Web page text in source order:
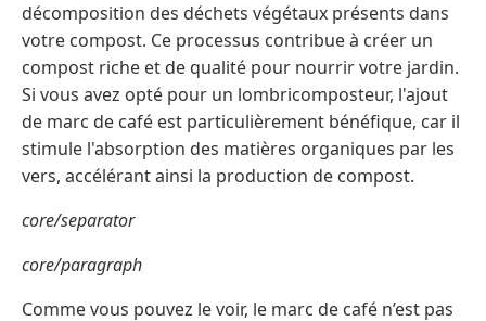
décomposition des déchets végétaux présents dans
votre compost. Ce processus contribue à créer un
compost riche et de qualité pour nourrir votre jardin.
Si vous avez opté pour un lombricomposteur, l'ajout
de marc de café est particulièrement bénéfique, car il
stimule l'absorption des matières organiques par les
vers, accélérant ainsi la production de compost.
core/separator
core/paragraph
Comme vous pouvez le voir, le marc de café n’est pas